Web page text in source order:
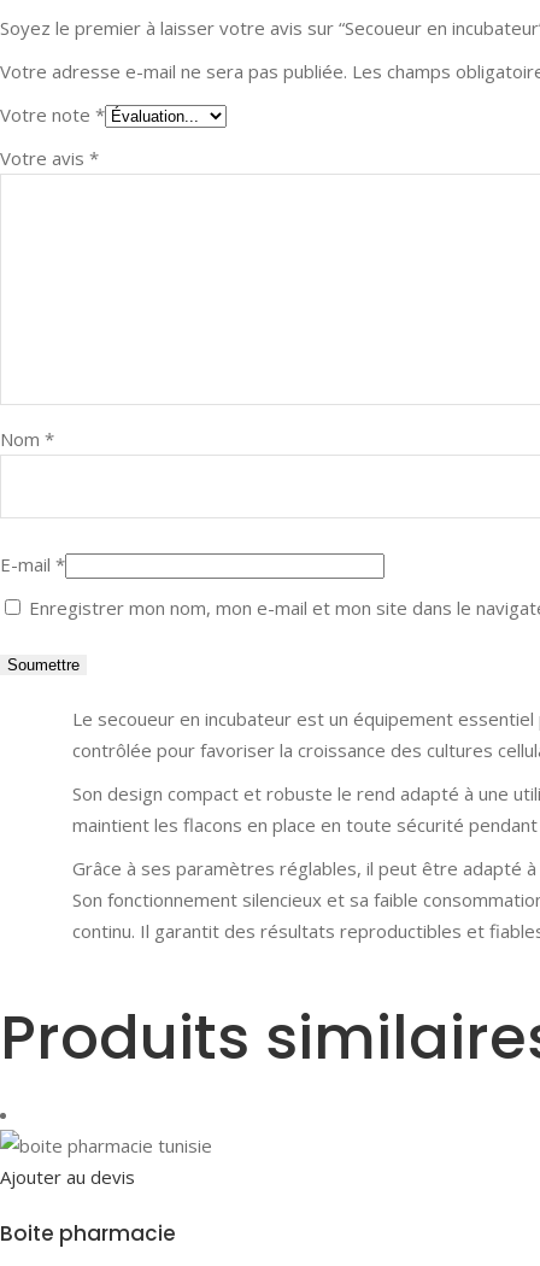
Soyez le premier à laisser votre avis sur “Secoueur en
Votre adresse e-mail ne sera pas publiée. Les champs
Votre note *
Votre avis *
Nom *
E-mail *
Enregistrer mon nom, mon e-mail et mon site dans le
Le secoueur en incubateur est un équipement
contrôlée pour favoriser la croissance des cultures
Son design compact et robuste le rend adapté à une
maintient les flacons en place en toute sécurité
Grâce à ses paramètres réglables, il peut être adapté
Son fonctionnement silencieux et sa faible
continu. Il garantit des résultats reproductibles et
Produits
Ajouter au devis
Boite pharmacie